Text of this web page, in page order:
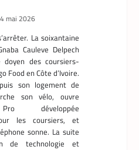
mai 2026
La soixantaine
Cauleve Delpech
des coursiers-
Food en Côte d’Ivoire.
son logement de
son vélo, ouvre
développée
les coursiers, et
sonne. La suite
de technologie et